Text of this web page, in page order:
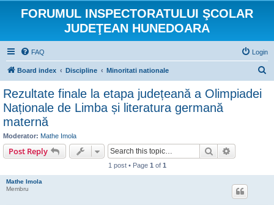
FORUMUL INSPECTORATULUI ŞCOLAR
JUDEŢEAN HUNEDOARA
FAQ Login
Board index Discipline Minoritati nationale
Rezultate finale la etapa județeană a Olimpiadei
Naționale de Limba și literatura germană
maternă
Moderator: Mathe Imola
Post Reply Search
1 post • Page 1 of 1
Mathe Imola
Membru